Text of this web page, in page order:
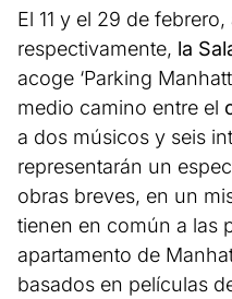
El 11 y el 29 de
respectivamente, la
acoge ‘Parking
medio camino entre el
a dos músicos y seis
representarán un
obras breves, en un
tienen en común a las
apartamento de
basados ​​en películas